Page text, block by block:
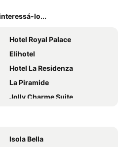
lo...
Hotel Royal Palace
Elihotel
Hotel La Residenza
La Piramide
Jolly Charme Suite
Hotel Kennedy
Isola Bella